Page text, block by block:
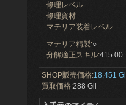
修理レベル
修理資材
マテリア装着レベル
マテリア精製:○
分解適正スキル:415.00
SHOP販売価格:18,451 Gil
買取価格:288 Gil